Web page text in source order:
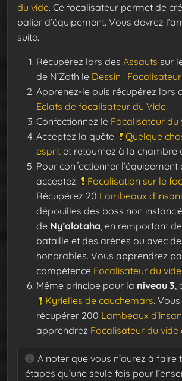
du vide. Ce focalisateur permet de
palier d’équipement. Vous devrez
suite.
Récupérez lors des Assauts sur
de N’Zoth le Dessin :
Apprenez-le puis récupérez lors
Eclats de focalisateur du Vide.
Confectionnez le Focalisateur du
Acceptez la quête
Quelque
esprit et retournez à la chambre
Pour confectionner l’équipement
acceptez
Focalisation sur le
Récupérez 20 Lambeaux
dépouilles des boss non
de Ny’alotaha , en remportant
bataille et des arènes ou avec
honorables. Vous apprendrez
compétence Focalisateur du
Même principe pour la niveau 3
Kyrielles de cauchemars.
récupérer 200 Lambeaux
apprendrez Focalisateur du
A noter que vous n’aurez à faire
étapes qu’une seule fois pour